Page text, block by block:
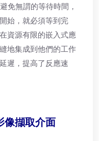
免無謂的等待時間，
始，就必須等到完
資源有限的嵌入式應
地集成到他們的工作
遲，提高了反應速
像擷取介面